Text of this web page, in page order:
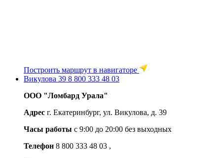
Построить маршрут в навигаторе
Викулова 39 8 800 333 48 03
ООО "Ломбард Урала"
Адрес г. Екатеринбург, ул. Викулова, д. 39
Часы работы с 9:00 до 20:00 без выходных
Телефон 8 800 333 48 03 ,